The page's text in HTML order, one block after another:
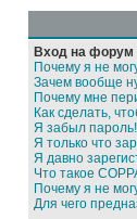
Вход на форум
Почему я не
Зачем вообще
Почему мне
Как сделать,
Я забыл пароль!
Я только что
Я давно
Что такое
Почему я не
Для чего